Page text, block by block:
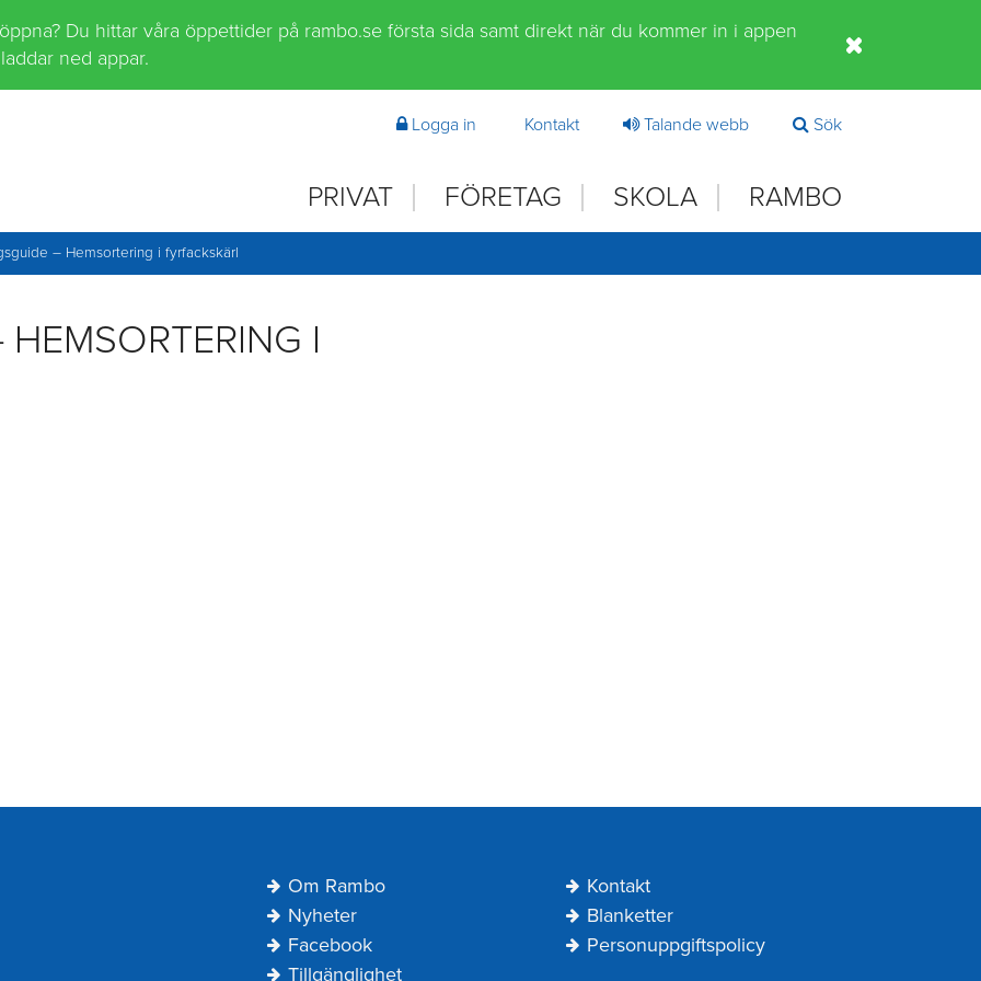
Du hittar våra öppettider på rambo.se första sida samt direkt när du kommer in i appen
ned appar.
Logga in Kontakt Talande webb Sök
PRIVAT FÖRETAG SKOLA RAMBO
– Hemsortering i fyrfackskärl
I
Navigering
Sidfot
Om Rambo
Kontakt
Nyheter
Blanketter
Facebook
Personuppgiftspolicy
Tillgänglighet